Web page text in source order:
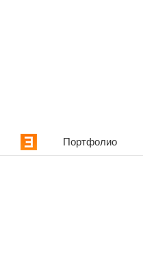
Портфолио